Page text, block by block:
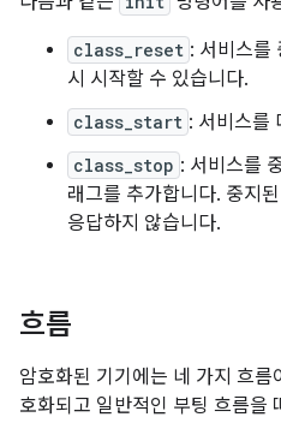
class_reset : 서비스
시 시작할 수 있습니다.
class_start : 서비스를
class_stop : 서비스를
래그를 추가합니다. 중지
응답하지 않습니다.
흐름
암호화된 기기에는 네 가지 흐
호화되고 일반적인 부팅 흐름을